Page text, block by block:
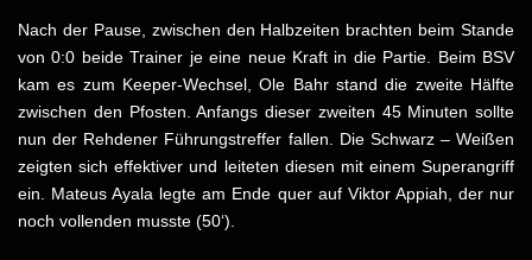
Nach der Pause, zwischen den Halbzeiten brachten beim Stande
von 0:0 beide Trainer je eine neue Kraft in die Partie. Beim BSV
kam es zum Keeper-Wechsel, Ole Bahr stand die zweite Hälfte
zwischen den Pfosten. Anfangs dieser zweiten 45 Minuten sollte
nun der Rehdener Führungstreffer fallen. Die Schwarz – Weißen
zeigten sich effektiver und leiteten diesen mit einem Superangriff
ein. Mateus Ayala legte am Ende quer auf Viktor Appiah, der nur
noch vollenden musste (50‘).